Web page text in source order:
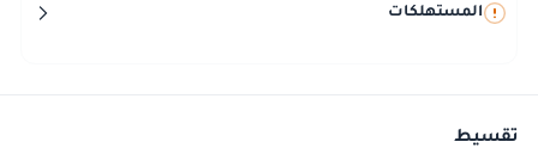
المستهلكات
تقسيط